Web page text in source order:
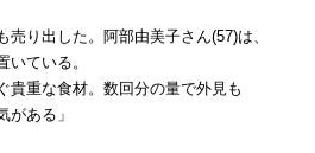
り出した。阿部由美子さん(57)は、
ている。
貴重な食材。数回分の量で外見も
がある」